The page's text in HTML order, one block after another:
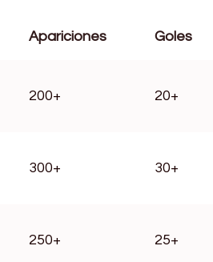
Apariciones Goles
200+ 20+
300+ 30+
250+ 25+